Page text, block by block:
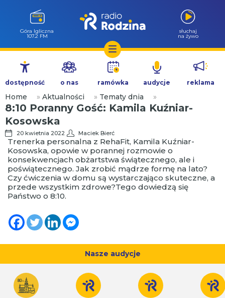
Przejdź
treści
Góra Igliczna
107.2 FM
słuchaj
na żywo
dostępność o nas ramówka audycje reklama
Home » Aktualności » Tematy dnia »
8:10 Poranny Gość: Kamila Kuźniar-
Kosowska
20 kwietnia 2022 Maciek Bierć
Trenerka personalna z RehaFit, Kamila Kuźniar-
Kosowska, opowie w porannej rozmowie o
konsekwencjach obżartstwa świątecznego, ale i
poświątecznego. Jak zrobić mądrze formę na lato?
Czy ćwiczenia w domu są wystarczająco skuteczne, a
przede wszystkim zdrowe?Tego dowiedzą się
Państwo o 8:10.
Nasze audycje